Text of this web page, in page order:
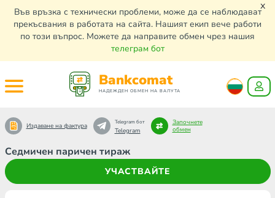
Във връзка с технически проблеми, може да се наблюдават
прекъсвания в работата на сайта. Нашият екип вече работи
по този въпрос. Можете да направите обмен чрез нашия
телеграм бот
x
Bankcomat
НАДЕЖДЕН ОБМЕН НА ВАЛУТА
Седмичен паричен тираж
УЧАСТВАЙТЕ
Издаване на фактура Telegram бот
Telegram
Започнете
обмен